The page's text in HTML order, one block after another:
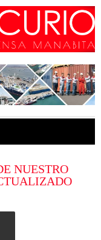
NUESTRO